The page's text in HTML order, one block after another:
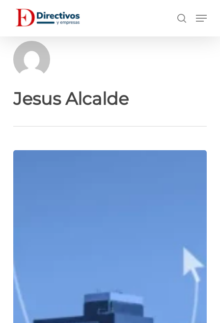
principal
búsqueda
Jesus Alcalde